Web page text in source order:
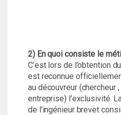
2) En quoi consiste le
C’est lors de l’obtention
est reconnue
au découvreur (chercheur
entreprise) l’exclusivité.
de l’ingénieur brevet